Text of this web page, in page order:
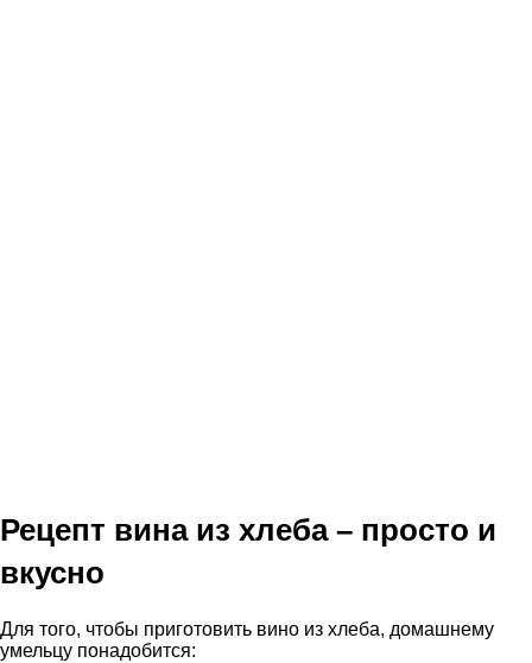
Рецепт вина из хлеба – просто и
вкусно
Для того, чтобы приготовить вино из хлеба, домашнему
умельцу понадобится: